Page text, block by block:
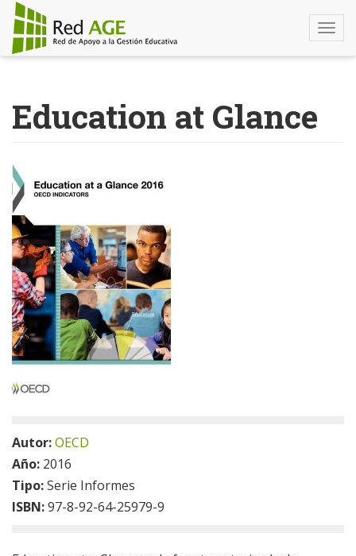
contenido
principal
Education at Glance
Autor:OECD
Año: 2016
Tipo:Serie Informes
ISBN:97-8-92-64-25979-9